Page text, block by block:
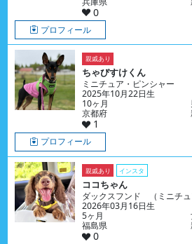
0
プロフィール
親戚あり
ちゃびすけくん
ミニチュア・ピンシャー
2025年10月22日生
10ヶ月
京都府
1
プロフィール
親戚あり インスタ
ココちゃん
ダックスフンド （ミニチュ
2026年03月16日生
5ヶ月
福島県
0